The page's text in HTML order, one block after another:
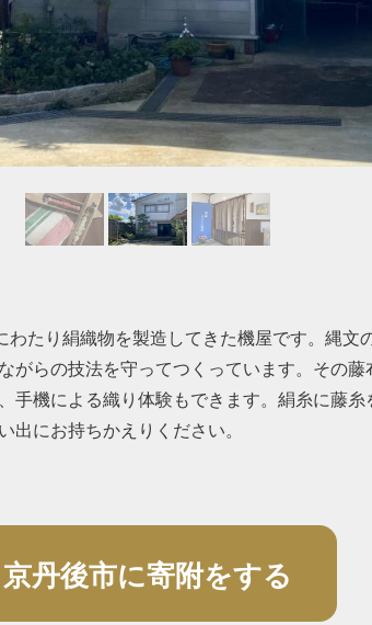
わたり絹織物を製造してきた機屋です。縄文
がらの技法を守ってつくっています。その藤
手機による織り体験もできます。絹糸に藤糸
出にお持ちかえりください。
京丹後市に寄附をする